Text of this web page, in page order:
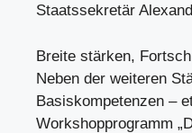
Staatssekretär
Breite stärken,
Neben der weiteren
Basiskompetenzen –
Workshopprogramm